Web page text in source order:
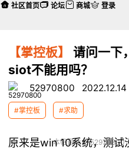
【掌控板】
请问一下
siot不能用吗？
52970800 2022.12.14
#掌控板 #求助
本帖最后由 52970800
原来是win 10系统，测试
社区首页 论坛 商城 登录